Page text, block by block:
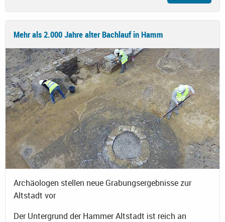
Mehr als 2.000 Jahre alter Bachlauf in Hamm
Archäologen stellen neue Grabungsergebnisse zur
Altstadt vor
Der Untergrund der Hammer Altstadt ist reich an